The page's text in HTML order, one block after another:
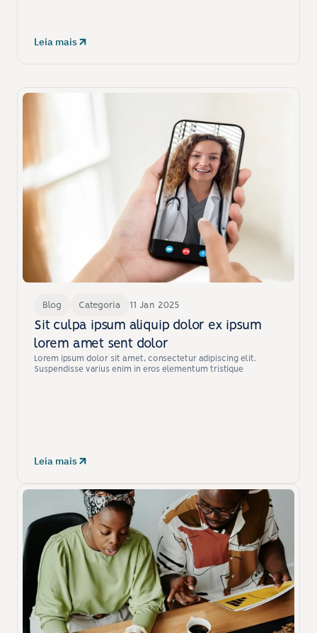
Leia mais
Blog Categoria 11 Jan 2025
Sit culpa ipsum aliquip dolor ex ipsum
lorem amet sent dolor
Lorem ipsum dolor sit amet, consectetur adipiscing elit.
Suspendisse varius enim in eros elementum tristique
Leia mais